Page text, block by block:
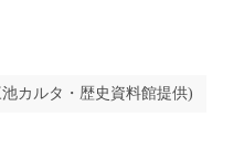
カルタ・歴史資料館提供)